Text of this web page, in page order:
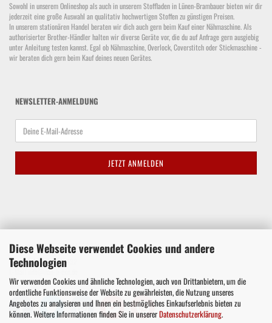
Diese Webseite verwendet Cookies und andere
Technologien
Wir verwenden Cookies und ähnliche Technologien, auch von Drittanbietern, um die
ordentliche Funktionsweise der Website zu gewährleisten, die Nutzung unseres
Angebotes zu analysieren und Ihnen ein bestmögliches Einkaufserlebnis bieten zu
können. Weitere Informationen finden Sie in unsererDatenschutzerklärung.
Sowohl in unserem Onlineshop als auch in unserem Stoffladen in Lünen-Brambauer bieten wir dir
jederzeit eine große Auswahl an qualitativ hochwertigen Stoffen zu günstigen Preisen.
In unserem stationären Handel beraten wir dich auch gern beim Kauf einer Nähmaschine. Als
authorisierter Brother-Händler halten wir diverse Geräte vor, die du auf Anfrage gern ausgiebig
unter Anleitung testen kannst. Egal ob Nähmaschine, Overlock, Coverstitch oder Stickmaschine -
wir beraten dich gern beim Kauf deines neuen Gerätes.
NEWSLETTER-ANMELDUNG
Waltroper Straße 62a, 44536 Lünen
Telefon +49 177 8575432
info@nae-h-exe.de